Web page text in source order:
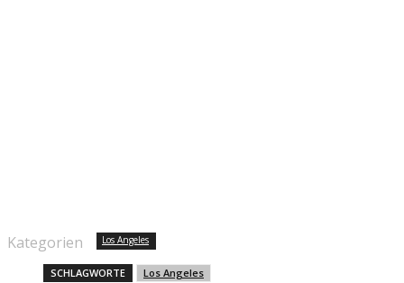
Kategorien Los Angeles
SCHLAGWORTE Los Angeles